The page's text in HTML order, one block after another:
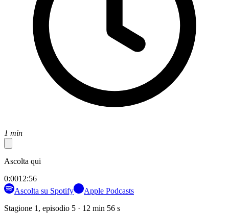
1 min
Ascolta qui
0:0012:56
Ascolta su Spotify
Apple Podcasts
Stagione 1, episodio 5 · 12 min 56 s